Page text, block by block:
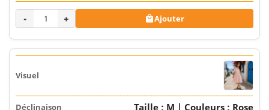
- + Ajouter
Taille : M | Couleurs : Rose